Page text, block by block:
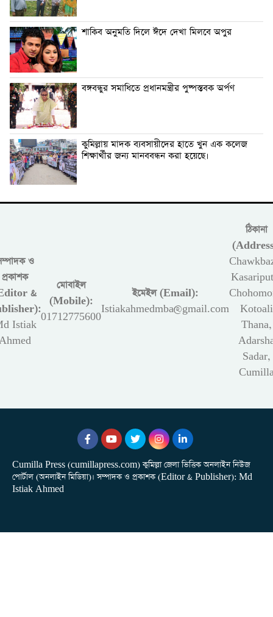
শাকিব অনুমতি দিলে ঈদে দেখা মিলবে অপুর
বঙ্গবন্ধুর সমাধিতে প্রধানমন্ত্রীর পুষ্পস্তবক অর্পণ
কুমিল্লায় মাদক ব্যবসায়ীদের হাতে খুন এক কলেজ
শিক্ষার্থীর জন্য মানববন্ধন করা হয়েছে।
ও
প্রকাশক
&
Istiak
মোবাইল
(Mobile):
01712775600
ইমেইল (Email):
Istiakahmedmba@gmail.com
ঠিকানা
Kotoali
Thana,
Sadar,
Cumilla Press (cumillapress.com) কুমিল্লা জেলা ভিত্তিক অনলাইন নিউজ
পোর্টাল (অনলাইন মিডিয়া)। সম্পাদক ও প্রকাশক (Editor & Publisher): Md
Istiak Ahmed